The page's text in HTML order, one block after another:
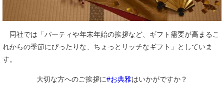
同社では「パーティや年末年始の挨拶など、ギフト需要が高まるこ
れからの季節にぴったりな、ちょっとリッチなギフト」としていま
す。
大切な方へのご挨拶に#お典雅はいかがですか？